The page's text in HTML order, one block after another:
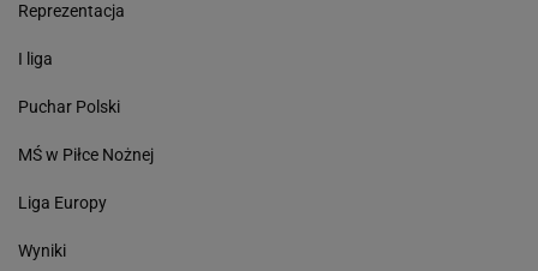
Reprezentacja
I liga
Puchar Polski
MŚ w Piłce Nożnej
Liga Europy
Wyniki